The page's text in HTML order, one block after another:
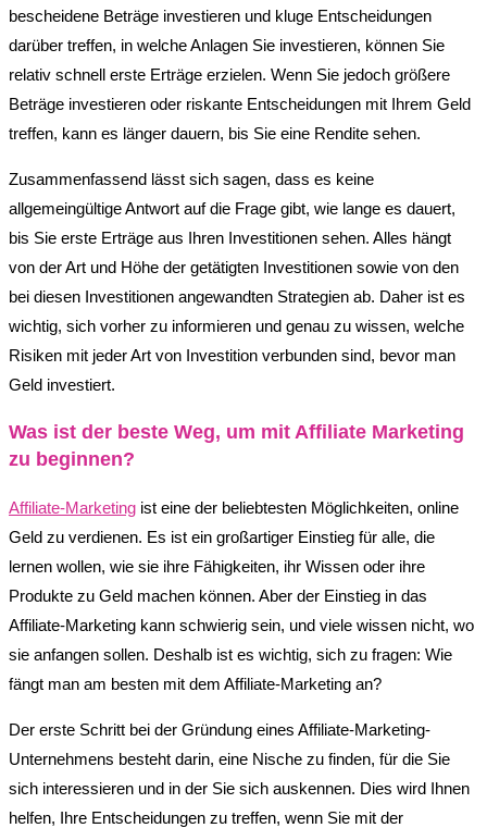
bescheidene Beträge investieren und kluge Entscheidungen
darüber treffen, in welche Anlagen Sie investieren, können Sie
relativ schnell erste Erträge erzielen. Wenn Sie jedoch größere
Beträge investieren oder riskante Entscheidungen mit Ihrem Geld
treffen, kann es länger dauern, bis Sie eine Rendite sehen.
Zusammenfassend lässt sich sagen, dass es keine
allgemeingültige Antwort auf die Frage gibt, wie lange es dauert,
bis Sie erste Erträge aus Ihren Investitionen sehen. Alles hängt
von der Art und Höhe der getätigten Investitionen sowie von den
bei diesen Investitionen angewandten Strategien ab. Daher ist es
wichtig, sich vorher zu informieren und genau zu wissen, welche
Risiken mit jeder Art von Investition verbunden sind, bevor man
Geld investiert.
Was ist der beste Weg, um mit Affiliate Marketing
zu beginnen?
Affiliate-Marketing ist eine der beliebtesten Möglichkeiten, online
Geld zu verdienen. Es ist ein großartiger Einstieg für alle, die
lernen wollen, wie sie ihre Fähigkeiten, ihr Wissen oder ihre
Produkte zu Geld machen können. Aber der Einstieg in das
Affiliate-Marketing kann schwierig sein, und viele wissen nicht, wo
sie anfangen sollen. Deshalb ist es wichtig, sich zu fragen: Wie
fängt man am besten mit dem Affiliate-Marketing an?
Der erste Schritt bei der Gründung eines Affiliate-Marketing-
Unternehmens besteht darin, eine Nische zu finden, für die Sie
sich interessieren und in der Sie sich auskennen. Dies wird Ihnen
helfen, Ihre Entscheidungen zu treffen, wenn Sie mit der